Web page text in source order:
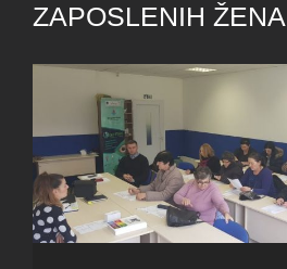
ZAPOSLENIH ŽENA